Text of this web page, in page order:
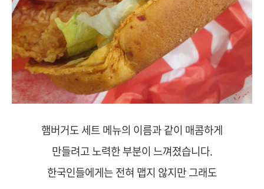
햄버거도 세트 메뉴의 이름과 같이 매콤하게
만들려고 노력한 부분이 느껴졌습니다.
한국인들에게는 전혀 맵지 않지만 그래도